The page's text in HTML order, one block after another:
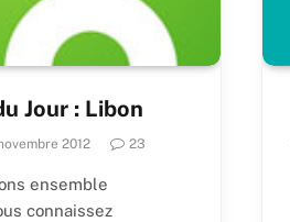
Jour : Libon
2012 23
ensemble
connaissez